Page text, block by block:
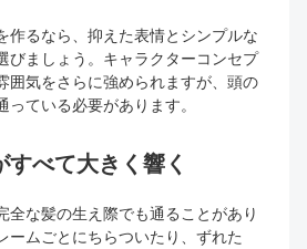
作るなら、抑えた表情とシンプルな
びましょう。キャラクターコンセプ
囲気をさらに強められますが、頭の
ている必要があります。
べて大きく響く
全な髪の生え際でも通ることがあり
ームごとにちらついたり、ずれた